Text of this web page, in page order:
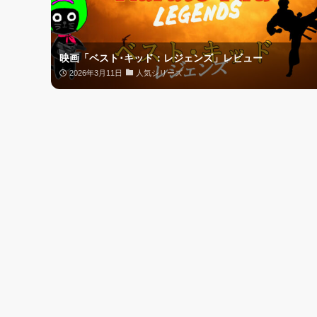
映画「ベスト･キッド：レジェンズ」レビュー
2026年3月11日 人気シリーズ